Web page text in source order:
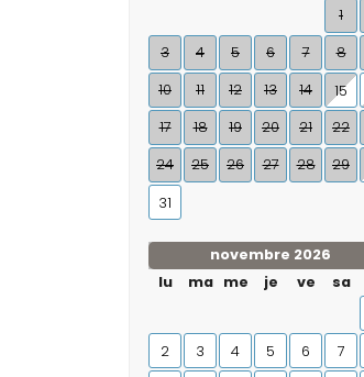
1
3
4 5 6 7 8
10
11 12 13 14 15
17
18 19 20 21 22
24
25 26 27 28 29
31
novembre 2026
lu
ma me je ve sa
2
3 4 5 6 7